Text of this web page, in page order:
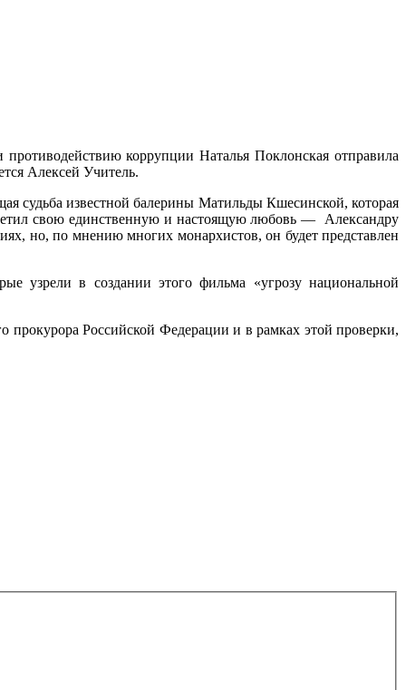
коррупции Наталья Поклонская отправила
Алексей Учитель.
судьба известной балерины Матильды Кшесинской, которая
свою единственную и настоящую любовь — Александру
но, по мнению многих монархистов, он будет представлен
узрели в создании этого фильма «угрозу национальной
прокурора Российской Федерации и в рамках этой проверки,